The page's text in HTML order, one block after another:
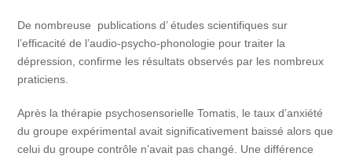
De nombreuse publications d’ études scientifiques sur
l’efficacité de l’audio-psycho-phonologie pour traiter la
dépression, confirme les résultats observés par les nombreux
praticiens.
Après la thérapie psychosensorielle Tomatis, le taux d’anxiété
du groupe expérimental avait significativement baissé alors que
celui du groupe contrôle n’avait pas changé. Une différence